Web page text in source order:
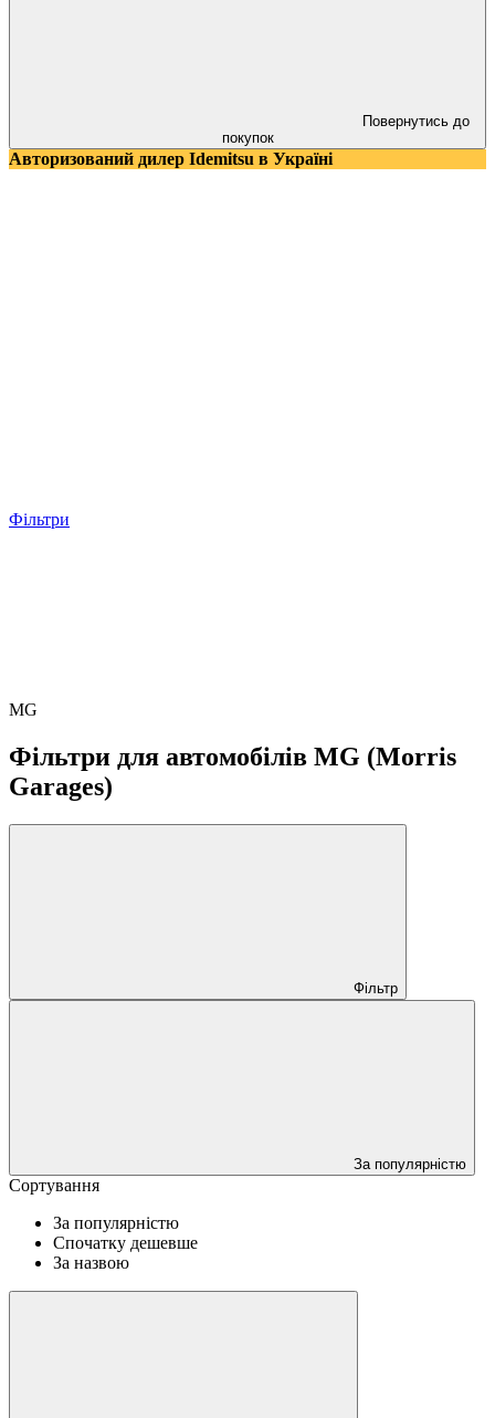
Повернутись до
покупок
Авторизований дилер Idemitsu в Україні
Фільтри
MG
Фільтри для автомобілів MG (Morris
Garages)
Фільтр
За популярністю
Сортування
За популярністю
Спочатку дешевше
За назвою